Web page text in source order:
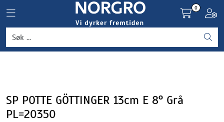
Toggle navigation
0
SP POTTE GÖTTINGER 13cm E 8° Grå
PL=20350
Grønnsaker
Frukt og bær